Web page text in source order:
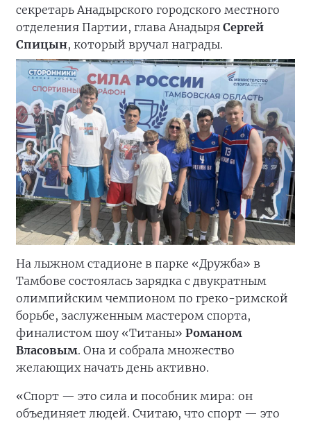
секретарь Анадырского городского местного
отделения Партии, глава Анадыря Сергей
Спицын, который вручал награды.
На лыжном стадионе в парке «Дружба» в
Тамбове состоялась зарядка с двукратным
олимпийским чемпионом по греко-римской
борьбе, заслуженным мастером спорта,
финалистом шоу «Титаны» Романом
Власовым. Она и собрала множество
желающих начать день активно.
«Спорт — это сила и пособник мира: он
объединяет людей. Считаю, что спорт — это